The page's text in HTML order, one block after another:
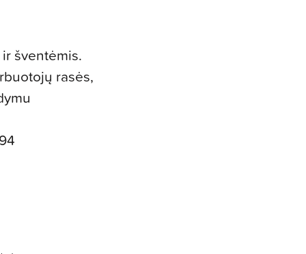
šventėmis.
rasės,